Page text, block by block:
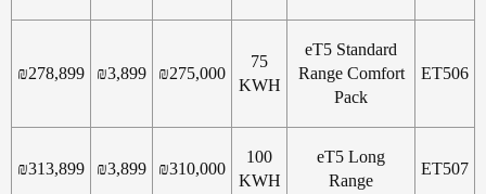
ET506
eT5 Standard
Range Comfort
Pack
75
KWH
₪275,000
₪3,899
₪278,899
ET507
eT5 Long
Range
100
KWH
₪310,000
₪3,899
₪313,899